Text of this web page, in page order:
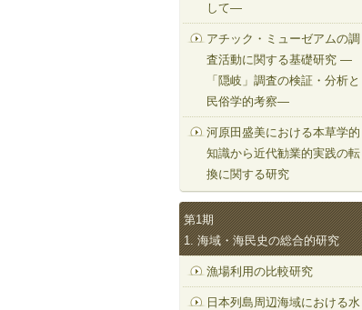
して—
アチック・ミューゼアムの調
査活動に関する基礎研究 —
「隠岐」調査の検証・分析と
民俗学的考察—
河原田盛美における本草学的
知識から近代勧業的実践の転
換に関する研究
第1期
1. 海域・海民史の総合的研究
漁場利用の比較研究
日本列島周辺海域における水